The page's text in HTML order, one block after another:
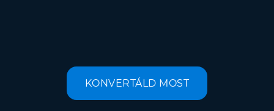
KONVERTÁLD MOST